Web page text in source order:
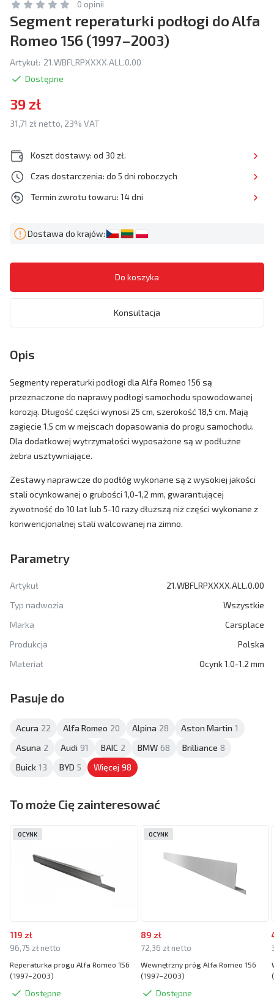
0 opinii
Segment reperaturki podłogi do Alfa
Romeo 156 (1997–2003)
Artykuł: 21.WBFLRPXXXX.ALL.0.00
Dostępne
39 zł
31,71 zł netto, 23% VAT
Koszt dostawy: od 30 zł.
Czas dostarczenia: do 5 dni roboczych
Termin zwrotu towaru: 14 dni
Dostawa do krajów:
Konsultacja
Opis
Segmenty reperaturki podłogi dla Alfa Romeo 156 są
przeznaczone do naprawy podłogi samochodu spowodowanej
korozją. Długość części wynosi 25 cm, szerokość 18,5 cm. Mają
zagięcie 1,5 cm w mejscach dopasowania do progu samochodu.
Dla dodatkowej wytrzymałości wyposażone są w podłużne
żebra usztywniające.
Zestawy naprawcze do podłóg wykonane są z wysokiej jakości
stali ocynkowanej o grubości 1,0-1,2 mm, gwarantującej
żywotność do 10 lat lub 5-10 razy dłuższą niż części wykonane z
konwencjonalnej stali walcowanej na zimno.
Parametry
Artykuł
21.WBFLRPXXXX.ALL.0.00
Typ nadwozia
Wszystkie
Marka
Carsplace
Produkcja
Polska
Materiał
Ocynk 1.0-1.2 mm
Pasuje do
Acura 22 Alfa Romeo 20 Alpina 28 Aston Martin 1
Asuna 2 Audi 91 BAIC 2 BMW 68 Brilliance 8
Buick 13 BYD 5 Więcej 98
To może Cię zainteresować
119 zł
96,75 zł netto
Reperaturka progu Alfa Romeo 156
(1997–2003)
Dostępne
OCYNK
89 zł
72,36 zł netto
Wewnętrzny próg Alfa Romeo 156
(1997–2003)
Dostępne
OCYNK